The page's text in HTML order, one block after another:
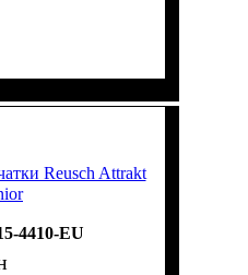
Reusch Attrakt
4410-EU